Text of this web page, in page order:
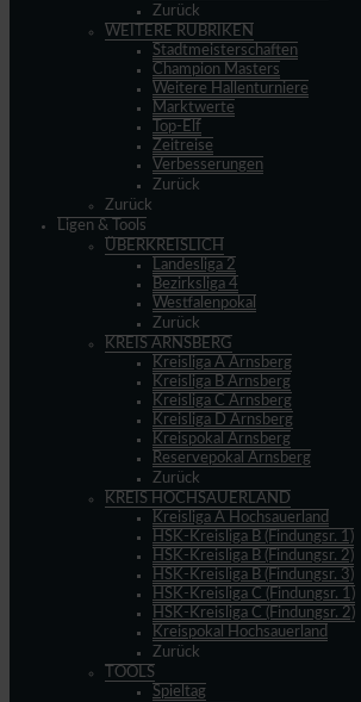
Zurück
WEITERE RUBRIKEN
Stadtmeisterschaften
Champion Masters
Weitere Hallenturniere
Marktwerte
Top-Elf
Zeitreise
Verbesserungen
Zurück
Zurück
Ligen & Tools
ÜBERKREISLICH
Landesliga 2
Bezirksliga 4
Westfalenpokal
Zurück
KREIS ARNSBERG
Kreisliga A Arnsberg
Kreisliga B Arnsberg
Kreisliga C Arnsberg
Kreisliga D Arnsberg
Kreispokal Arnsberg
Reservepokal Arnsberg
Zurück
KREIS HOCHSAUERLAND
Kreisliga A Hochsauerland
HSK-Kreisliga B (Findungsr. 1)
HSK-Kreisliga B (Findungsr. 2)
HSK-Kreisliga B (Findungsr. 3)
HSK-Kreisliga C (Findungsr. 1)
HSK-Kreisliga C (Findungsr. 2)
Kreispokal Hochsauerland
Zurück
TOOLS
Spieltag